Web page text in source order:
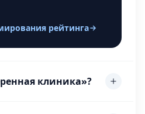
рейтинга
клиника»?